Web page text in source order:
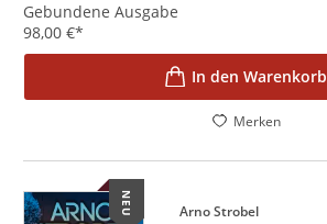
Gebundene Ausgabe
98,00 €*
In den Warenkorb
Merken
NEU Arno Strobel